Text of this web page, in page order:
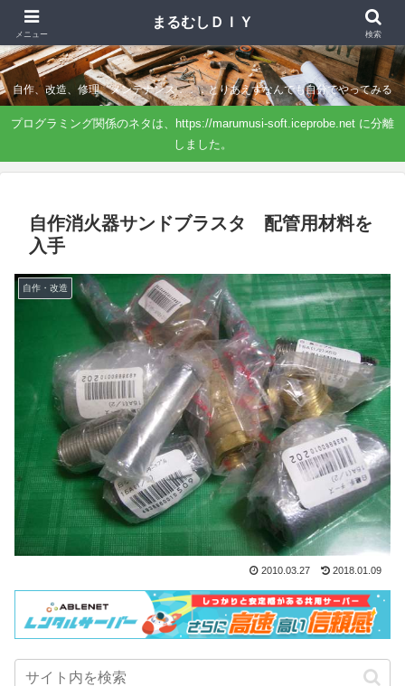
まるむしＤＩＹ
自作、改造、修理、メンテナンス．．．とりあえずなんでも自分でやってみる
プログラミング関係のネタは、https://marumusi-soft.iceprobe.net に分離
しました。
自作消火器サンドブラスタ 配管用材料を
入手
自作・改造
2010.03.27 2018.01.09
メニュー
まるむしＤＩＹ
検索